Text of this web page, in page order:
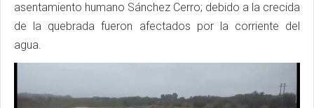
asentamiento humano Sánchez Cerro; debido a la crecida
de la quebrada fueron afectados por la corriente del
agua.